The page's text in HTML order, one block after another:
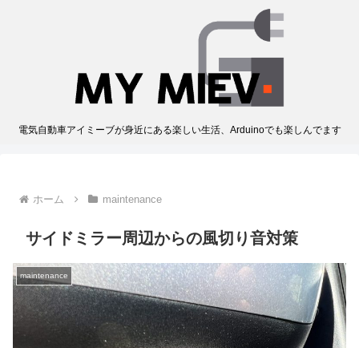
電気自動車アイミーブが身近にある楽しい生活、Arduinoでも楽しんでます
ホーム maintenance
サイドミラー周辺からの風切り音対策
maintenance